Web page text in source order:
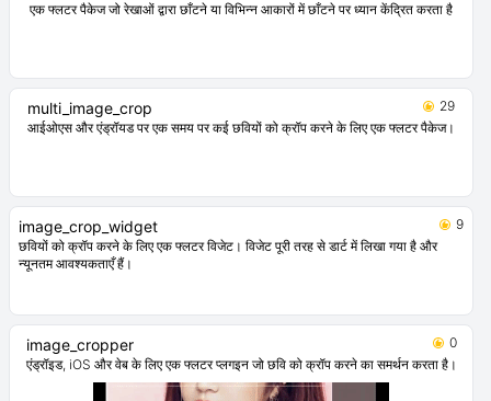
एक फ्लटर पैकेज जो रेखाओं द्वारा छाँटने या विभिन्न आकारों में छाँटने पर ध्यान केंद्रित करता है
multi_image_crop
29
आईओएस और एंड्रॉयड पर एक समय पर कई छवियों को क्रॉप करने के लिए एक फ्लटर पैकेज।
image_crop_widget
9
छवियों को क्रॉप करने के लिए एक फ्लटर विजेट। विजेट पूरी तरह से डार्ट में लिखा गया है और
न्यूनतम आवश्यकताएँ हैं।
image_cropper
0
एंड्रॉइड, iOS और वेब के लिए एक फ्लटर प्लगइन जो छवि को क्रॉप करने का समर्थन करता है।